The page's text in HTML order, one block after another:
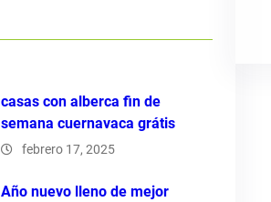
casas con alberca fin de
semana cuernavaca grátis
febrero 17, 2025
Año nuevo lleno de mejor